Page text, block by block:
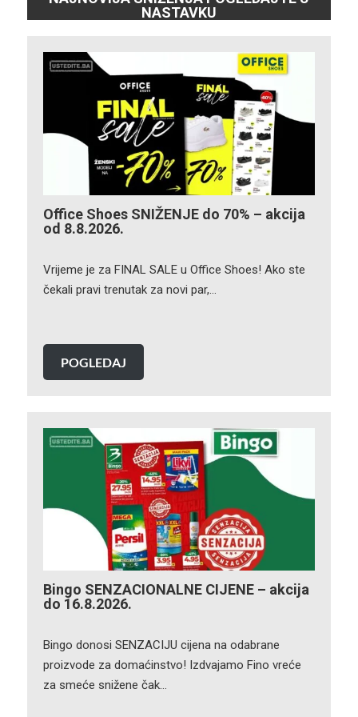
NASTAVKU
Office Shoes SNIŽENJE do 70% – akcija
od 8.8.2026.
Vrijeme je za FINAL SALE u Office Shoes! Ako ste
čekali pravi trenutak za novi par,…
POGLEDAJ
Bingo SENZACIONALNE CIJENE – akcija
do 16.8.2026.
Bingo donosi SENZACIJU cijena na odabrane
proizvode za domaćinstvo! Izdvajamo Fino vreće
za smeće snižene čak…